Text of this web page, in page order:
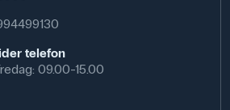
telefon
09.00-15.00